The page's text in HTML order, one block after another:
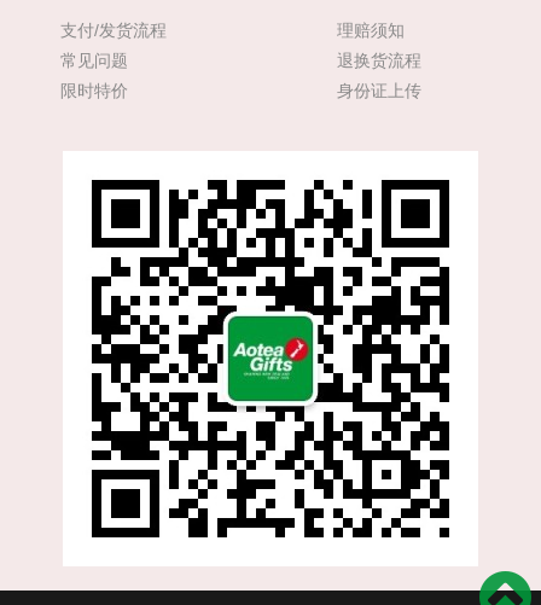
支付/发货流程
常见问题
限时特价
理赔须知
退换货流程
身份证上传